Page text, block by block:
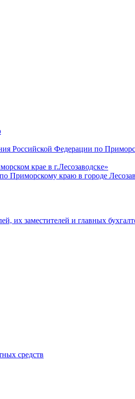
Российской Федерации по
крае в г.Лесозаводске»
Приморскому краю в городе
их заместителей и главных
средств